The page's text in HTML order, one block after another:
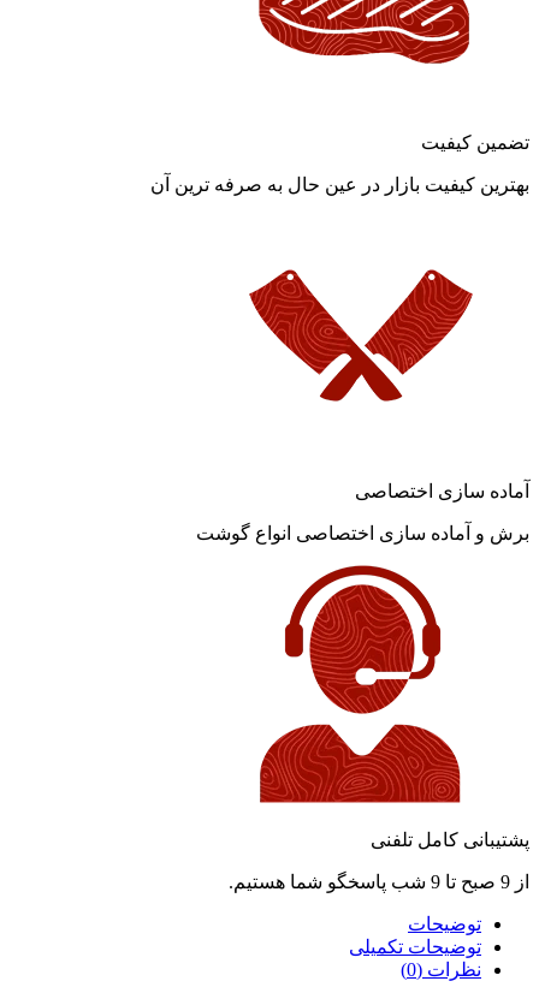
تضمین کیفیت
بهترین کیفیت بازار در عین حال به صرفه ترین آن
آماده سازی اختصاصی
برش و آماده سازی اختصاصی انواع گوشت
پشتیبانی کامل تلفنی
از 9 صبح تا 9 شب پاسخگو شما هستیم.
توضیحات
توضیحات تکمیلی
نظرات (0)